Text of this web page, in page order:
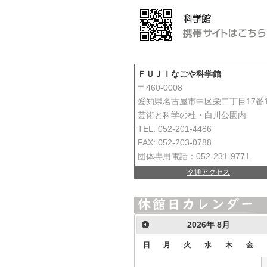
ＦＵＪＩなごや科学館
〒460-0008
愛知県名古屋市中区栄二丁目17番
芸術と科学の杜・白川公園内
TEL: 052-201-4486
FAX: 052-203-0788
団体専用電話：052-231-9771
交通アクセス
2026年8月
日 月 火 水 木 金